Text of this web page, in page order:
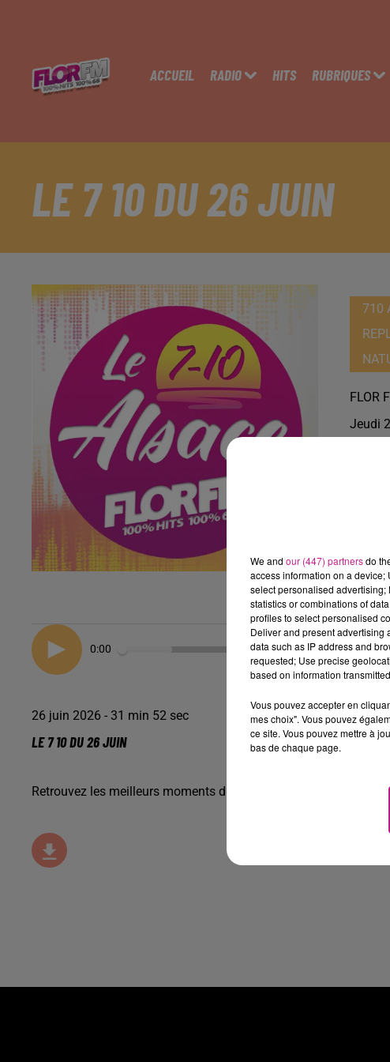
ACCUEIL RADIO HITS RUBRIQUES
LE 7 10 DU 26 JUIN
710
FLOR
Jeudi
0:00
26 juin 2026 - 31 min 52 sec
LE 7 10 DU 26 JUIN
Retrouvez les meilleurs moments du 7-10 Alsace avec Centre
We and our (447) partnersdo
access information on a
select personalised
statistics or combinations of
profiles to select personalised
Deliver and present advertising
data such as IP address and
requested; Use precise
based on information
Vous pouvez accepter en
mes choix". Vous pouvez
ce site. Vous pouvez mettre à
bas de chaque page.